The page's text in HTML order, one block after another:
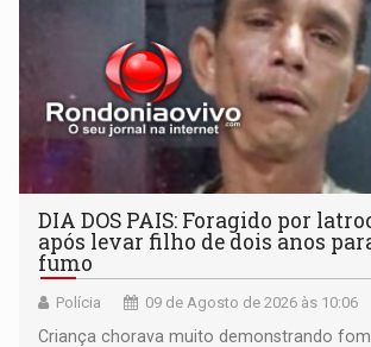
DIA DOS PAIS: Foragido por
após levar filho de dois anos
fumo
Polícia 09 de Agosto de 2026 às 10:06
Criança chorava muito demonstrando